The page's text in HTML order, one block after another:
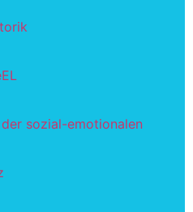
sozial-emotionalen